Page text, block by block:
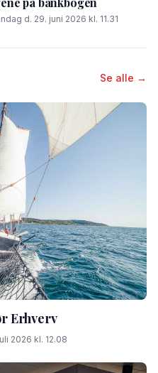
d. 29. juni 2026 kl. 11.31
Se alle →
Erhverv
2026 kl. 12.08